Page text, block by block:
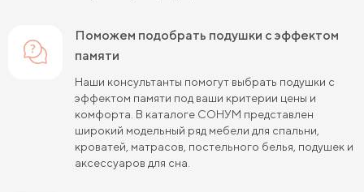
Поможем подобрать подушки с эффектом
памяти
Наши консультанты помогут выбрать подушки с
эффектом памяти под ваши критерии цены и
комфорта. В каталоге СОНУМ представлен
широкий модельный ряд мебели для спальни,
кроватей, матрасов, постельного белья, подушек и
аксессуаров для сна.